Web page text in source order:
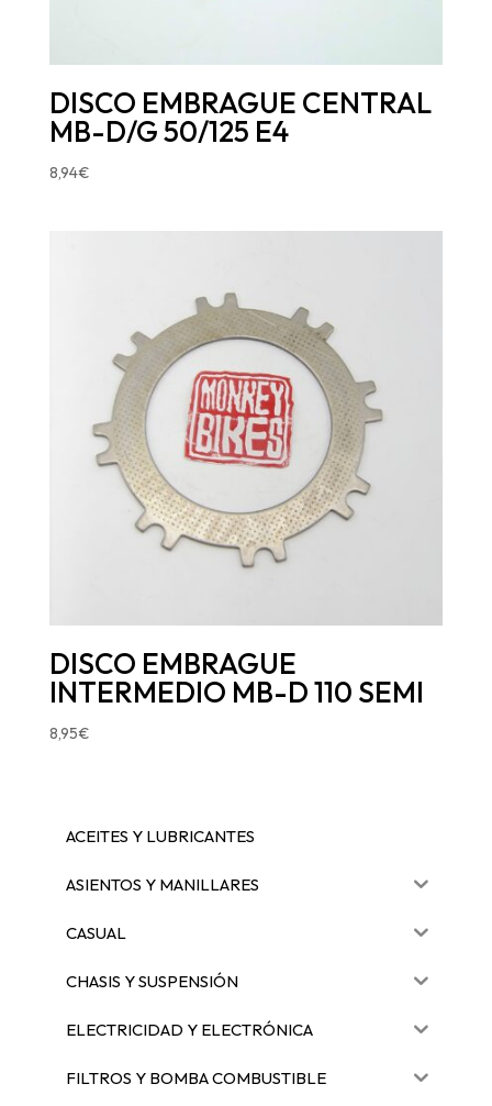
DISCO EMBRAGUE CENTRAL
MB-D/G 50/125 E4
8,94€
DISCO EMBRAGUE
INTERMEDIO MB-D 110 SEMI
8,95€
ACEITES Y LUBRICANTES
ASIENTOS Y MANILLARES
CASUAL
CHASIS Y SUSPENSIÓN
ELECTRICIDAD Y ELECTRÓNICA
FILTROS Y BOMBA COMBUSTIBLE